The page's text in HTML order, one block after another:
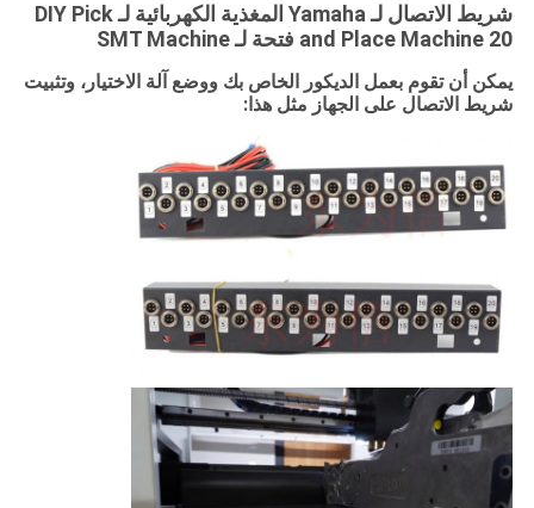
شريط الاتصال لـ Yamaha المغذية الكهربائية لـ DIY Pick
and Place Machine 20 فتحة لـ SMT Machine
يمكن أن تقوم بعمل الديكور الخاص بك ووضع آلة الاختيار، وتثبيت
شريط الاتصال على الجهاز مثل هذا: